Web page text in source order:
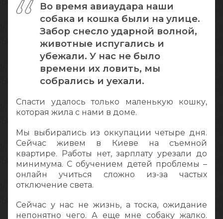
Во время авиаудара наши
собака и кошка были на улице.
Забор снесло ударной волной,
животные испугались и
убежали. У нас не было
времени их ловить, мы
собрались и уехали.
Спасти удалось только маленькую кошку,
которая жила с нами в доме.
Мы выбирались из оккупации четыре дня.
Сейчас живем в Киеве на съемной
квартире. Работы нет, зарплату урезали до
минимума. С обучением детей проблемы –
онлайн учиться сложно из-за частых
отключение света.
Сейчас у нас не жизнь, а тоска, ожидание
непонятно чего. А еще мне собаку жалко.